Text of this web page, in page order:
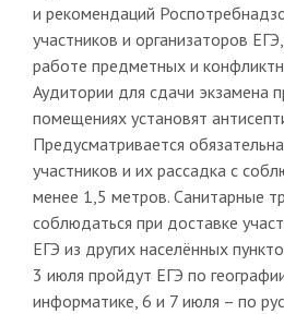
и рекомендаций
участников и организаторов
работе предметных и
Аудитории для сдачи экзамена
помещениях установят
Предусматривается
участников и их рассадка с
менее 1,5 метров. Санитарные
соблюдаться при доставке
ЕГЭ из других населённых
3 июля пройдут ЕГЭ по
информатике, 6 и 7 июля – по